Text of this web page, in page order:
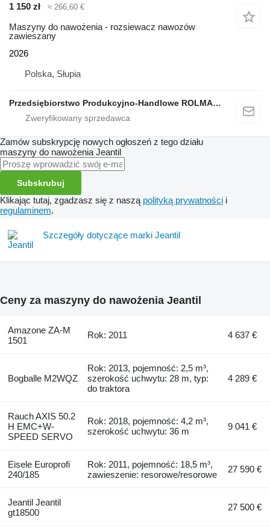
1 150 zł
≈ 266,60 €
Maszyny do nawożenia - rozsiewacz nawozów
zawieszany
2026
Polska, Słupia
Przedsiębiorstwo Produkcyjno-Handlowe ROLMAPOL Marcin Dziekan
Zamów subskrypcję nowych ogłoszeń z tego działu
maszyny do nawożenia Jeantil
Subskrubuj
Klikając tutaj, zgadzasz się z naszą polityką prywatności i
regulaminem.
Szczegóły dotyczące marki Jeantil
Ceny za maszyny do nawożenia Jeantil
Amazone ZA-M
1501
Rok: 2011 4 637 €
Bogballe M2WQZ
Rok: 2013, pojemność: 2,5 m³,
szerokość uchwytu: 28 m, typ:
do traktora
4 289 €
Rauch AXIS 50.2
H EMC+W-
SPEED SERVO
Rok: 2018, pojemność: 4,2 m³,
szerokość uchwytu: 36 m
9 041 €
Eisele Europrofi
240/185
Rok: 2011, pojemność: 18,5 m³,
zawieszenie: resorowe/resorowe
27 590 €
Jeantil Jeantil
gt18500
27 500 €